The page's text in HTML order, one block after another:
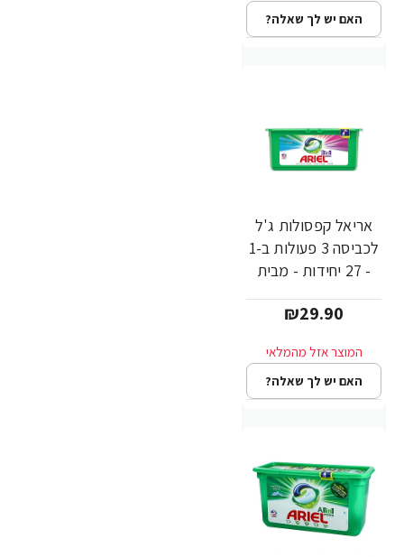
האם יש לך שאלה?
אריאל קפסולות ג'ל
לכביסה 3 פעולות ב-1
- 27 יחידות - מבית
₪29.90
האם יש לך שאלה?